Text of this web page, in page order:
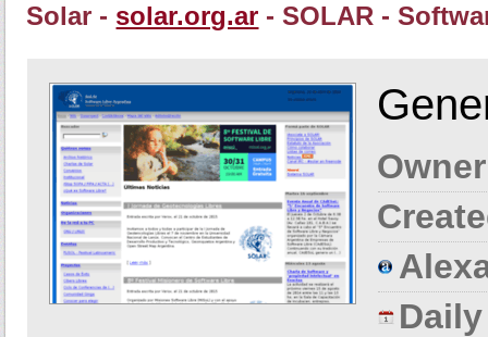
Solar - solar.org.ar - SOLAR -